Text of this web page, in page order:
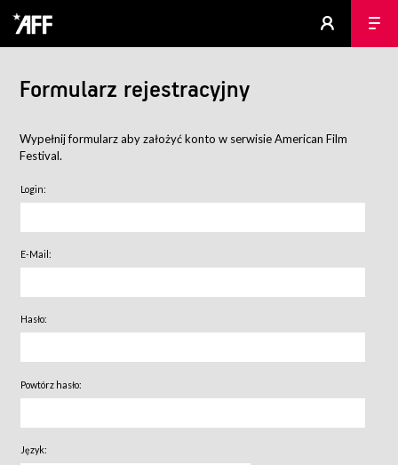
Formularz rejestracyjny
Wypełnij formularz aby założyć konto w serwisie American Film
Festival.
Login:
E-Mail:
Hasło:
Powtórz hasło:
Język: